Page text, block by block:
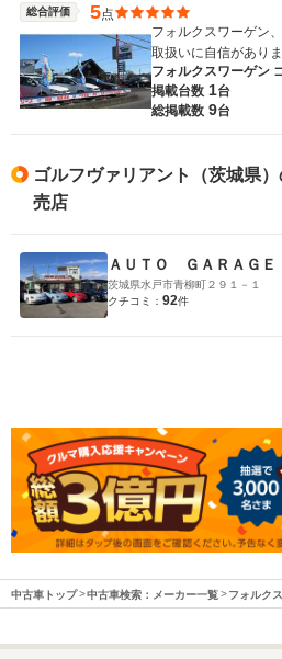
総合評価 5点
フォルクスワーゲン
取扱いに自信がありま
フォルクスワーゲン
掲載台数 1台
総掲載数 9台
ゴルフヴァリアント（茨城県
売店
ＡＵＴＯ ＧＡＲＡＧ
茨城県水戸市青柳町２９１－１
クチコミ： 92件
中古車トップ 中古車検索：メーカー一覧 フォルク